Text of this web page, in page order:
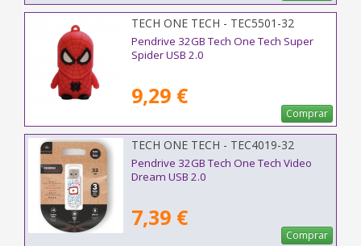
TECH ONE TECH - TEC5501-32
Pendrive 32GB Tech One Tech Super
Spider USB 2.0
9,29 €
Comprar
TECH ONE TECH - TEC4019-32
Pendrive 32GB Tech One Tech Video
Dream USB 2.0
7,39 €
Comprar